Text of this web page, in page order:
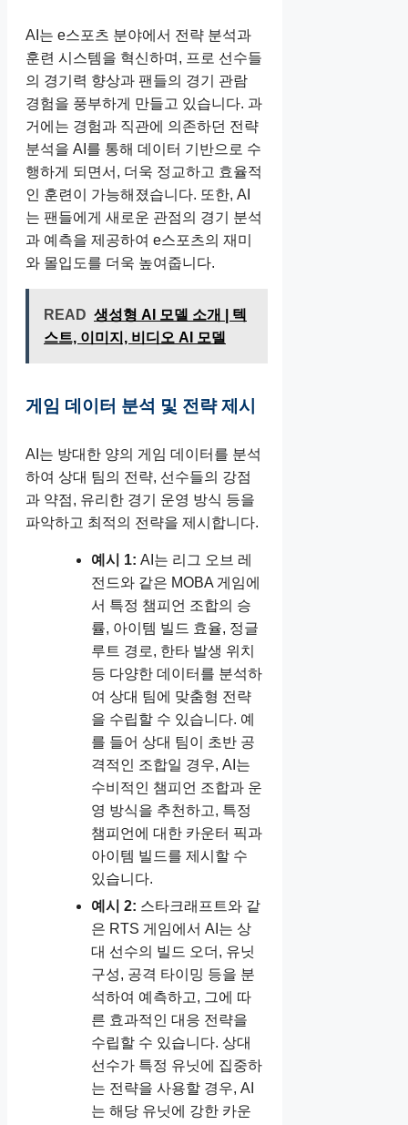
AI는 e스포츠 분야에서 전략 분석과
훈련 시스템을 혁신하며, 프로 선수들
의 경기력 향상과 팬들의 경기 관람
경험을 풍부하게 만들고 있습니다. 과
거에는 경험과 직관에 의존하던 전략
분석을 AI를 통해 데이터 기반으로 수
행하게 되면서, 더욱 정교하고 효율적
인 훈련이 가능해졌습니다. 또한, AI
는 팬들에게 새로운 관점의 경기 분석
과 예측을 제공하여 e스포츠의 재미
와 몰입도를 더욱 높여줍니다.
READ 생성형 AI 모델 소개 | 텍
스트, 이미지, 비디오 AI 모델
게임 데이터 분석 및 전략 제시
AI는 방대한 양의 게임 데이터를 분석
하여 상대 팀의 전략, 선수들의 강점
과 약점, 유리한 경기 운영 방식 등을
파악하고 최적의 전략을 제시합니다.
예시 1: AI는 리그 오브 레
전드와 같은 MOBA 게임에
서 특정 챔피언 조합의 승
률, 아이템 빌드 효율, 정글
루트 경로, 한타 발생 위치
등 다양한 데이터를 분석하
여 상대 팀에 맞춤형 전략
을 수립할 수 있습니다. 예
를 들어 상대 팀이 초반 공
격적인 조합일 경우, AI는
수비적인 챔피언 조합과 운
영 방식을 추천하고, 특정
챔피언에 대한 카운터 픽과
아이템 빌드를 제시할 수
있습니다.
예시 2: 스타크래프트와 같
은 RTS 게임에서 AI는 상
대 선수의 빌드 오더, 유닛
구성, 공격 타이밍 등을 분
석하여 예측하고, 그에 따
른 효과적인 대응 전략을
수립할 수 있습니다. 상대
선수가 특정 유닛에 집중하
는 전략을 사용할 경우, AI
는 해당 유닛에 강한 카운